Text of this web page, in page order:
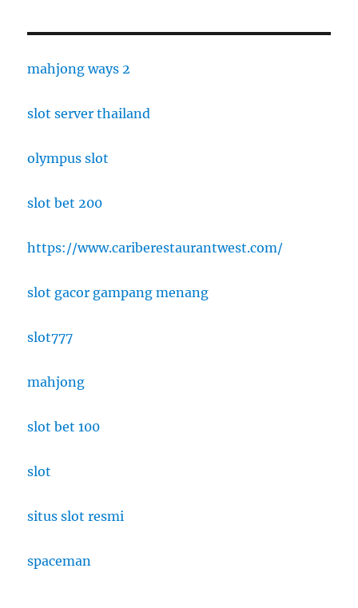
mahjong ways 2
slot server thailand
olympus slot
slot bet 200
https://www.cariberestaurantwest.com/
slot gacor gampang menang
slot777
mahjong
slot bet 100
slot
situs slot resmi
spaceman